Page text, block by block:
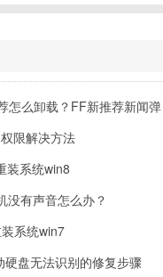
怎么卸载？FF新推荐新闻弹
限解决方法
装系统win8
没有声音怎么办？
系统win7
盘无法识别的修复步骤